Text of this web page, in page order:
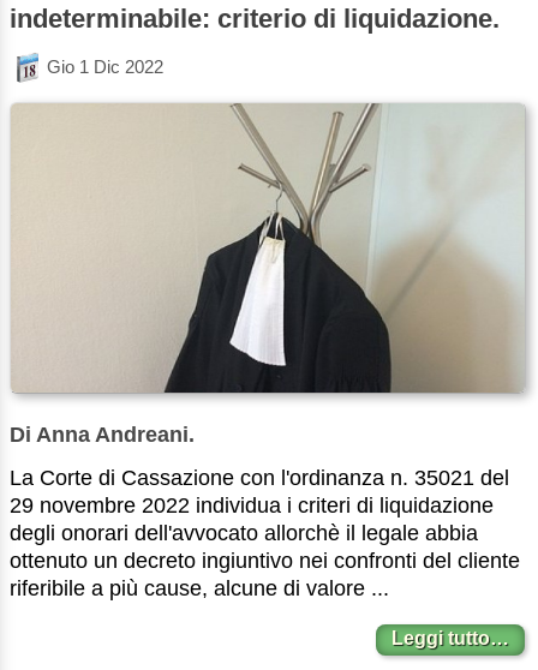
indeterminabile: criterio di liquidazione.
Gio 1 Dic 2022
Di Anna Andreani.
La Corte di Cassazione con l'ordinanza n. 35021 del
29 novembre 2022 individua i criteri di liquidazione
degli onorari dell'avvocato allorchè il legale abbia
ottenuto un decreto ingiuntivo nei confronti del cliente
riferibile a più cause, alcune di valore ...
Leggi tutto…